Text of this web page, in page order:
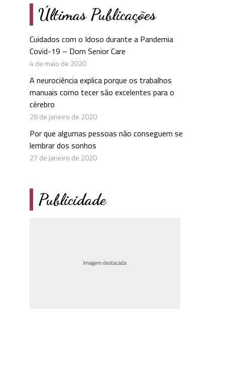
Últimas Publicações
Cuidados com o Idoso durante a Pandemia
Covid-19 – Dom Senior Care
4 de maio de 2020
A neurociência explica porque os trabalhos
manuais como tecer são excelentes para o
cérebro
28 de janeiro de 2020
Por que algumas pessoas não conseguem se
lembrar dos sonhos
27 de janeiro de 2020
Publicidade